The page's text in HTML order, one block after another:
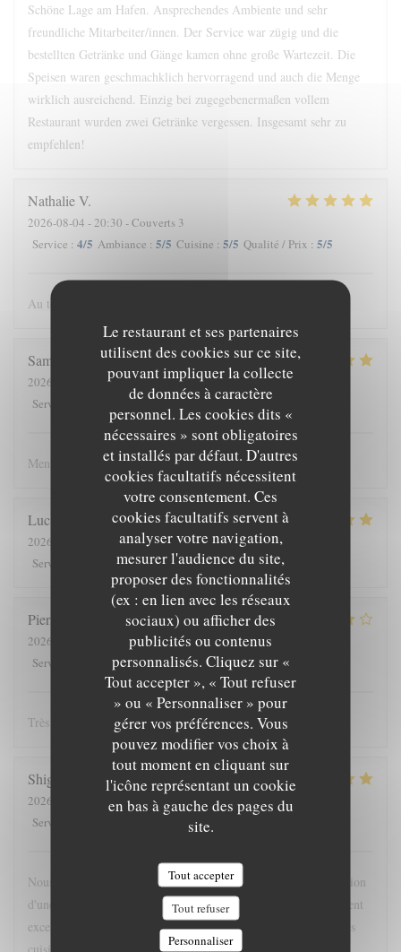
Le restaurant et ses partenaires
utilisent des cookies sur ce site,
pouvant impliquer la collecte
de données à caractère
personnel. Les cookies dits «
nécessaires » sont obligatoires
et installés par défaut. D'autres
cookies facultatifs nécessitent
votre consentement. Ces
cookies facultatifs servent à
analyser votre navigation,
mesurer l'audience du site,
proposer des fonctionnalités
(ex : en lien avec les réseaux
sociaux) ou afficher des
publicités ou contenus
personnalisés. Cliquez sur «
Tout accepter », « Tout refuser
» ou « Personnaliser » pour
gérer vos préférences. Vous
pouvez modifier vos choix à
tout moment en cliquant sur
l'icône représentant un cookie
en bas à gauche des pages du
site.
Tout accepter
Tout refuser
Personnaliser
Schöne Lage am Hafen. Ansprechendes Ambiente und sehr
freundliche Mitarbeiter/innen. Der Service war zügig und die
bestellten Getränke und Gänge kamen ohne große Wartezeit. Die
Speisen waren geschmachklich hervorragend und auch die Menge
wirklich ausreichend. Einzig bei zugegebenermaßen vollem
Restaurant wurden zwei Getränke vergessen. Insgesamt sehr zu
empfehlen!
NathalieV
2026-08-04 - 20:30 - Couverts 3
Service : 4/5 Ambiance : 5/5 Cuisine : 5/5 Qualité / Prix : 5/5
Au top comme chaque fois.
Samuel
2026-08-04
- 19:00 - Couverts 2
Service
Ambiance :4/5 Cuisine :5/5 Qualité / Prix
Menu exelent, aliments de qualité et cuisine élaboré
Luc et FrancineM
2026-08-03
- 19:00 - Couverts 10
Service
Ambiance:5/5 Cuisine:4/5 Qualité / Prix
Pierre
2026-08-06
- 20:00 - Couverts 2
Service
Ambiance:4/5 Cuisine: 4/5 Qualité / Prix
Très belle expérience, nous reviendrons !
Shige
2026-07-21
- 20:30 - Couverts 4
Service
Cuisine
Nous'y sommes allées pour la première fois sur la recommandation
d'une amie du coin. Comme prévu, le service et l'ambiance étaient
excellents et très agréables. Les gens sont tous sympas, même les